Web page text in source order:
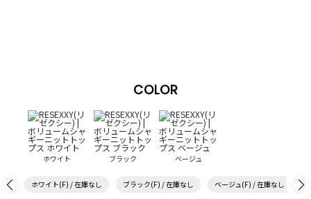
COLOR
ホワイト ブラック ベージュ
ホワイト(F) / 在庫なし ブラック(F) / 在庫なし ベージュ(F) / 在庫なし